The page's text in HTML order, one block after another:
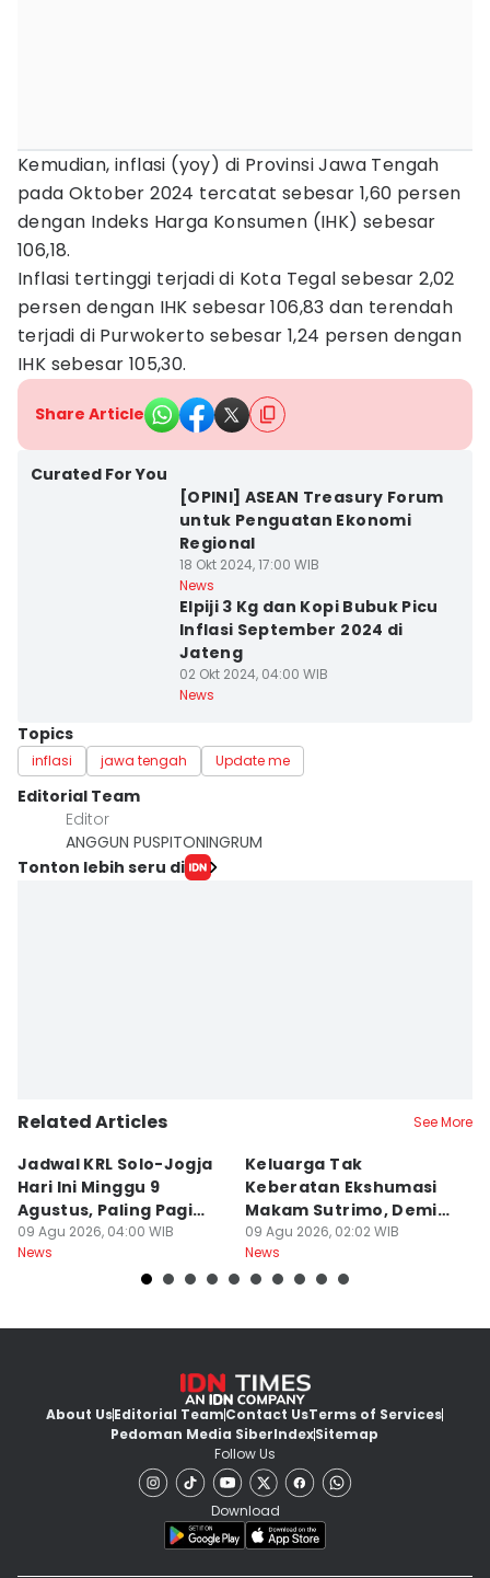
Kemudian, inflasi (yoy) di Provinsi Jawa Tengah
pada Oktober 2024 tercatat sebesar 1,60 persen
dengan Indeks Harga Konsumen (IHK) sebesar
106,18.
Inflasi tertinggi terjadi di Kota Tegal sebesar 2,02
persen dengan IHK sebesar 106,83 dan terendah
terjadi di Purwokerto sebesar 1,24 persen dengan
IHK sebesar 105,30.
Share Article
Curated For You
[OPINI] ASEAN Treasury Forum
untuk Penguatan Ekonomi
Regional
18 Okt 2024, 17:00 WIB
News
Elpiji 3 Kg dan Kopi Bubuk Picu
Inflasi September 2024 di
Jateng
02 Okt 2024, 04:00 WIB
News
Topics
inflasi jawa tengah Update me
Editorial Team
Editor
ANGGUN PUSPITONINGRUM
Tonton lebih seru di
Related Articles See More
Jadwal KRL Solo-Jogja
Hari Ini Minggu 9
Agustus, Paling Pagi
Berangkat Pukul 05.00
09 Agu 2026, 04:00 WIB
News
Keluarga Tak
Keberatan Ekshumasi
Makam Sutrimo, Demi
Usut Kematian
Almarhum
09 Agu 2026, 02:02 WIB
News
About UsEditorial TeamContact UsTerms of Services
Pedoman Media SiberIndexSitemap
Follow Us
Download